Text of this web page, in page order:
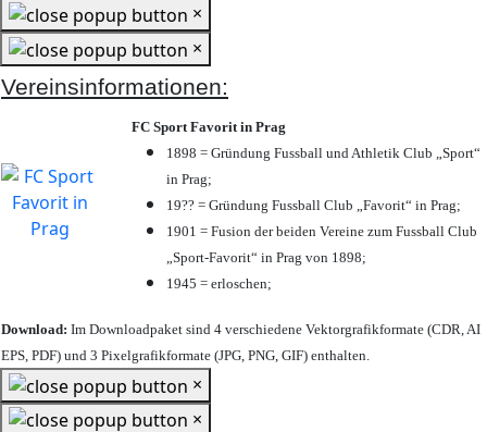
×
×
Vereinsinformationen:
FC Sport Favorit in Prag
1898 = Gründung Fussball und Athletik Club „Sport“
in Prag;
19?? = Gründung Fussball Club „Favorit“ in Prag;
1901 = Fusion der beiden Vereine zum Fussball Club
„Sport-Favorit“ in Prag von 1898;
1945 = erloschen;
Download: Im Downloadpaket sind 4 verschiedene Vektorgrafikformate (CDR, AI
EPS, PDF) und 3 Pixelgrafikformate (JPG, PNG, GIF) enthalten.
×
×